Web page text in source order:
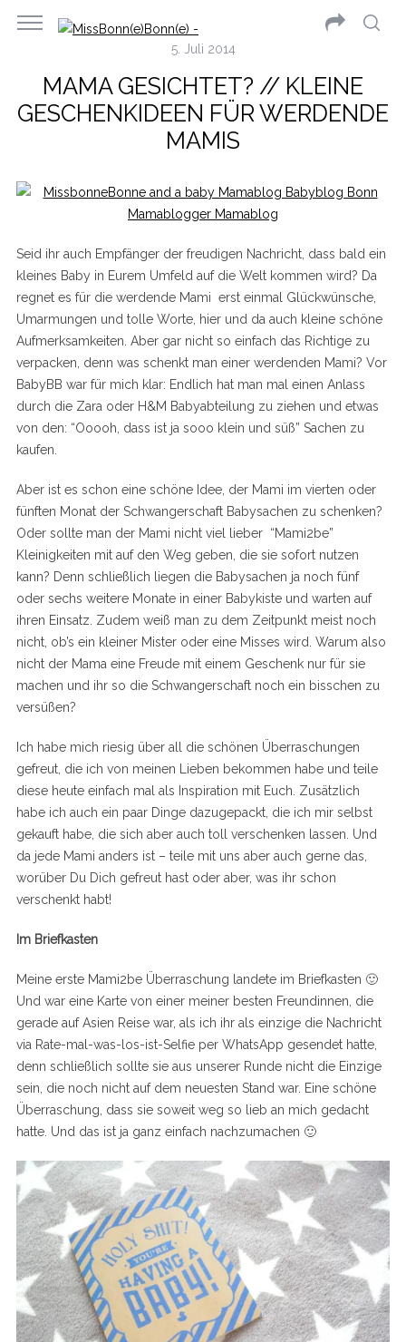
5. Juli 2014
MAMA GESICHTET? // KLEINE
GESCHENKIDEEN FÜR WERDENDE
MAMIS
Seid ihr auch Empfänger der freudigen Nachricht, dass bald ein
kleines Baby in Eurem Umfeld auf die Welt kommen wird? Da
regnet es für die werdende Mami erst einmal Glückwünsche,
Umarmungen und tolle Worte, hier und da auch kleine schöne
Aufmerksamkeiten. Aber gar nicht so einfach das Richtige zu
verpacken, denn was schenkt man einer werdenden Mami? Vor
BabyBB war für mich klar: Endlich hat man mal einen Anlass
durch die Zara oder H&M Babyabteilung zu ziehen und etwas
von den: “Ooooh, dass ist ja sooo klein und süß” Sachen zu
kaufen.
Aber ist es schon eine schöne Idee, der Mami im vierten oder
fünften Monat der Schwangerschaft Babysachen zu schenken?
Oder sollte man der Mami nicht viel lieber “Mami2be”
Kleinigkeiten mit auf den Weg geben, die sie sofort nutzen
kann? Denn schließlich liegen die Babysachen ja noch fünf
oder sechs weitere Monate in einer Babykiste und warten auf
ihren Einsatz. Zudem weiß man zu dem Zeitpunkt meist noch
nicht, ob’s ein kleiner Mister oder eine Misses wird. Warum also
nicht der Mama eine Freude mit einem Geschenk nur für sie
machen und ihr so die Schwangerschaft noch ein bisschen zu
versüßen?
Ich habe mich riesig über all die schönen Überraschungen
gefreut, die ich von meinen Lieben bekommen habe und teile
diese heute einfach mal als Inspiration mit Euch. Zusätzlich
habe ich auch ein paar Dinge dazugepackt, die ich mir selbst
gekauft habe, die sich aber auch toll verschenken lassen. Und
da jede Mami anders ist – teile mit uns aber auch gerne das,
worüber Du Dich gefreut hast oder aber, was ihr schon
verschenkt habt!
Im Briefkasten
Meine erste Mami2be Überraschung landete im Briefkasten 🙂
Und war eine Karte von einer meiner besten Freundinnen, die
gerade auf Asien Reise war, als ich ihr als einzige die Nachricht
via Rate-mal-was-los-ist-Selfie per WhatsApp gesendet hatte,
denn schließlich sollte sie aus unserer Runde nicht die Einzige
sein, die noch nicht auf dem neuesten Stand war. Eine schöne
Überraschung, dass sie soweit weg so lieb an mich gedacht
hatte. Und das ist ja ganz einfach nachzumachen 🙂